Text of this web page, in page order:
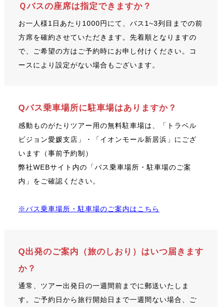
Ｑバスの座席は指定できますか？
お一人様1日あたり1000円にて、バス1~3列目までの前
方席を確約させていただきます。先着順となりますの
で、ご希望の方はご予約時にお申し付けください。コ
ースにより設定がない場合もございます。
Qバス乗車場所に駐車場はありますか？
感動ものがたりツアー用の無料駐車場は、「トラベル
ビジョン愛媛支店」・「イオンモール新居浜」にござ
います（事前予約制）
弊社WEBサイト内の「バス乗車場所・駐車場のご案
内」をご確認ください。
※バス乗車場所・駐車場のご案内はこちら
Q出発のご案内（旅のしおり）はいつ届きます
か？
通常、ツアー出発日の一週間前までに郵送いたしま
す。ご予約日から旅行開始日まで一週間ない場合、ご